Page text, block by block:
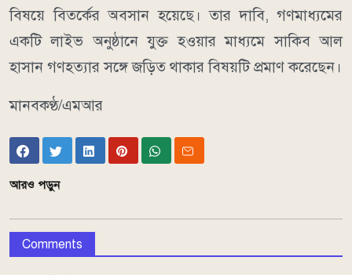
বিষয়ে বিতর্কের অবসান হয়েছে। তার দাবি, গণমাধ্যমের
একটি লাইভ অনুষ্ঠানে যুক্ত হওয়ার মাধ্যমে সাকিব আল
হাসান গণহত্যার সঙ্গে জড়িত থাকার বিষয়টি প্রমাণ করেছেন।
মানবকণ্ঠ/এমআর
আরও পড়ুন
Comments